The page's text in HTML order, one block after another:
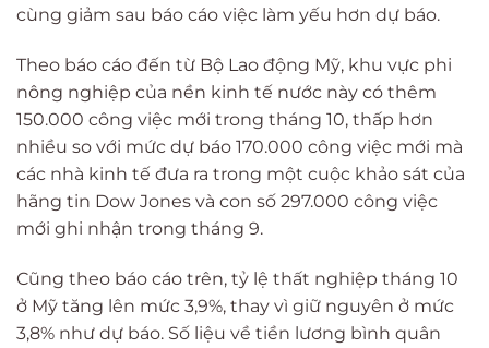
cùng giảm sau báo cáo việc làm yếu hơn dự báo.
Theo báo cáo đến từ Bộ Lao động Mỹ, khu vực phi
nông nghiệp của nền kinh tế nước này có thêm
150.000 công việc mới trong tháng 10, thấp hơn
nhiều so với mức dự báo 170.000 công việc mới mà
các nhà kinh tế đưa ra trong một cuộc khảo sát của
hãng tin Dow Jones và con số 297.000 công việc
mới ghi nhận trong tháng 9.
Cũng theo báo cáo trên, tỷ lệ thất nghiệp tháng 10
ở Mỹ tăng lên mức 3,9%, thay vì giữ nguyên ở mức
3,8% như dự báo. Số liệu về tiền lương bình quân